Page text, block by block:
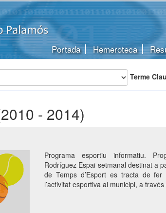
Portada Hemeroteca
Terme Clau
- 2014)
Programa esportiu informatiu.
Rodríguez Espai setmanal destinat a
de Temps d’Esport es tracta de
l’activitat esportiva al municipi, a